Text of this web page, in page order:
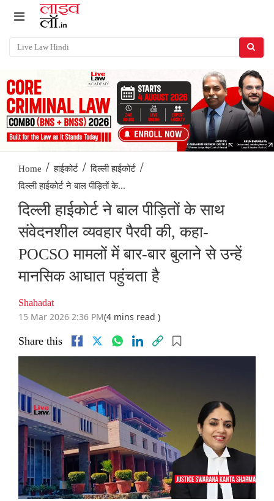
Home / हाईकोर्ट / दिल्ली हाईकोर्ट /
दिल्ली हाईकोर्ट ने बाल पीड़ितों के...
दिल्ली हाईकोर्ट ने बाल पीड़ितों के साथ
संवेदनशील व्यवहार पैरवी की, कहा-
POCSO मामलों में बार-बार बुलाने से उन्हें
मानसिक आघात पहुंचता है
Shahadat
15 Mar 2026 2:36 PM(4 mins read )
Share this